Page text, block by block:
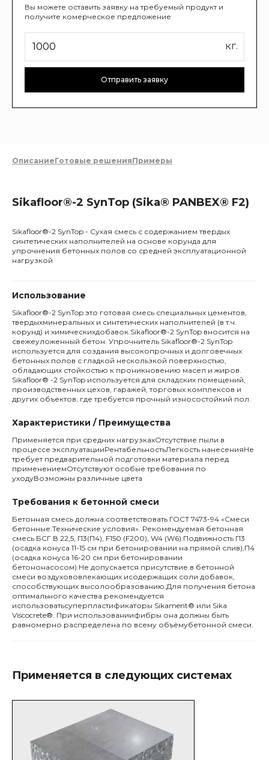
Вы можете оставить заявку на требуемый продукт и
получите комерческое предложение
кг.
Отправить заявку
ОписаниеГотовые решенияПримеры
Sikafloor®-2 SynTop (Sika® PANBEX® F2)
Sikafloor®-2 SynTop - Сухая смесь с содержанием твердых
синтетических наполнителей на основе корунда для
упрочнения бетонных полов со средней эксплуатационной
нагрузкой
Использование
Sikafloor®-2 SynTop это готовая смесь специальных цементов,
твердыхминеральных и синтетических наполнителей (в т.ч.
корунд) и химическихдобавок.Sikafloor®-2 SynTop вносится на
свежеуложенный бетон. Упрочнитель Sikafloor®-2 SynTop
используется для создания высокопрочных и долговечных
бетонных полов с гладкой нескользкой поверхностью,
обладающих стойкостью к проникновению масел и жиров.
Sikafloor® -2 SynTop используется для складских помещений,
производственных цехов, гаражей, торговых комплексов и
других объектов, где требуется прочный износостойкий пол.
Характеристики / Преимущества
Применяется при средних нагрузкахОтсутствие пыли в
процессе эксплуатацииРентабельностьЛегкость нанесенияНе
требует предварительной подготовки материала перед
применениемОтсутствуют особые требования по
уходуВозможны различные цвета
Требования к бетонной смеси
Бетонная смесь должна соответствовать ГОСТ 7473-94 «Смеси
бетонные.Технические условия». Рекомендуемая бетонная
смесь БСГ В 22,5, П3(П4), F150 (F200), W4 (W6).Подвижность П3
(осадка конуса 11-15 см при бетонировании на прямой слив),П4
(осадка конуса 16-20 см при бетонировании
бетононасосом).Не допускается присутствие в бетонной
смеси воздухововлекающих исодержащих соли добавок,
способствующих высолообразованию.Для получения бетона
оптимального качества рекомендуется
использоватьсуперпластификаторы Sikament® или Sika
Viscocrete®. При использованиифибры она должны быть
равномерно распределена по всему объёмубетонной смеси.
Применяется в следующих системах